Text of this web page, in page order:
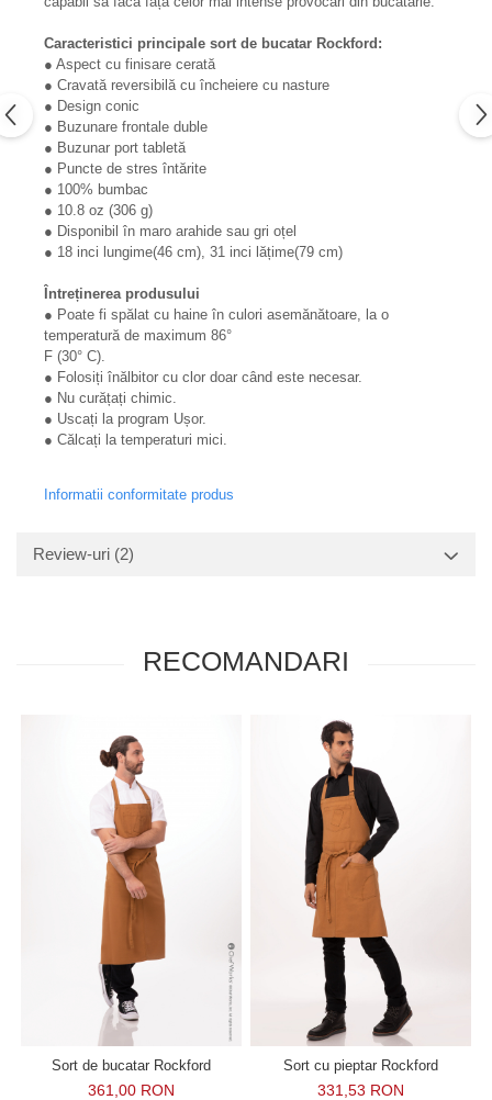
Caracteristici principale sort de bucatar Rockford:
● Aspect cu finisare cerată
● Cravată reversibilă cu încheiere cu nasture
● Design conic
● Buzunare frontale duble
● Buzunar port tabletă
● Puncte de stres întărite
● 100% bumbac
● 10.8 oz (306 g)
● Disponibil în maro arahide sau gri oțel
● 18 inci lungime(46 cm), 31 inci lățime(79 cm)
Întreținerea produsului
● Poate fi spălat cu haine în culori asemănătoare, la o
temperatură de maximum 86°
F (30° C).
● Folosiți înălbitor cu clor doar când este necesar.
● Nu curățați chimic.
● Uscați la program Ușor.
● Călcați la temperaturi mici.
Informatii conformitate produs
Review-uri (2)
RECOMANDARI
Sort de bucatar Rockford
361,00 RON
Sort cu pieptar Rockford
331,53 RON